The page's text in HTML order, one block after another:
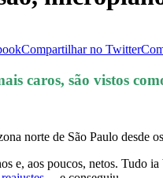
Compartilhar no Twitter
caros, são vistos
norte de São Paulo desde
e, aos poucos, netos. Tudo